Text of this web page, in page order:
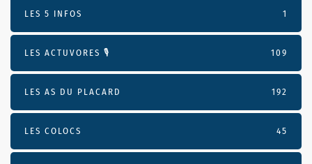
LES 5 INFOS 1
LES ACTUVORES 🎙 109
LES AS DU PLACARD 192
LES COLOCS 45